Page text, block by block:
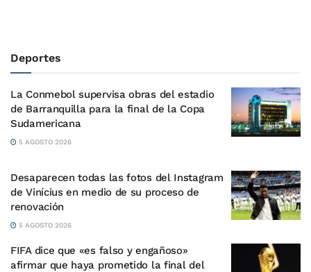
Deportes
La Conmebol supervisa obras del estadio
de Barranquilla para la final de la Copa
Sudamericana
5 AGOSTO 2026
Desaparecen todas las fotos del Instagram
de Vinícius en medio de su proceso de
renovación
5 AGOSTO 2026
FIFA dice que «es falso y engañoso»
afirmar que haya prometido la final del